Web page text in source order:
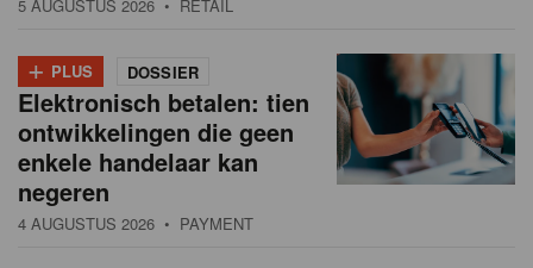
5 AUGUSTUS 2026 • RETAIL
+ PLUS DOSSIER
Elektronisch betalen: tien
ontwikkelingen die geen
enkele handelaar kan
negeren
4 AUGUSTUS 2026 • PAYMENT